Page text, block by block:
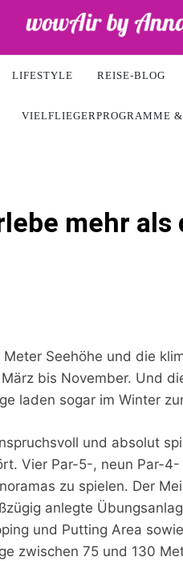
LIFESTYLE REISE-BLOG
VIELFLIEGERPROGRAMME
mehr als
Seehöhe und die
bis November. Und
laden sogar im Winter
und absolut
Vier Par-5-, neun Par-
zu spielen. Der
anlegte
und Putting Area
zwischen 75 und 130